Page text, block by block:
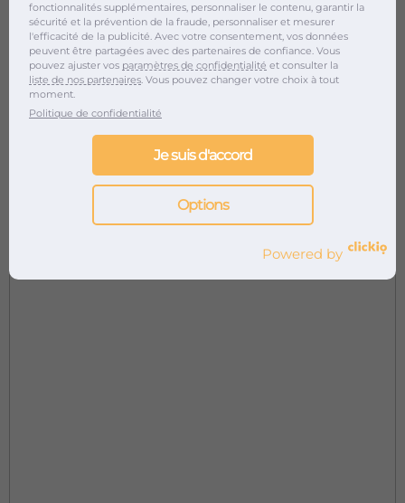
fonctionnalités supplémentaires, personnaliser le contenu, garantir la
sécurité et la prévention de la fraude, personnaliser et mesurer
l'efficacité de la publicité. Avec votre consentement, vos données
peuvent être partagées avec des partenaires de confiance. Vous
pouvez ajuster vos paramètres de confidentialité et consulter la
liste de nos partenaires. Vous pouvez changer votre choix à tout
moment.
Politique de confidentialité
Options
Je suis d'accord
Powered by